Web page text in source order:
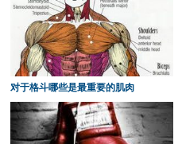
对于格斗哪些是最重要的肌肉